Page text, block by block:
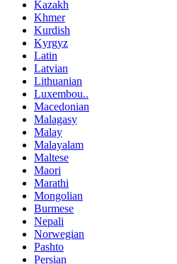
Kazakh
Khmer
Kurdish
Kyrgyz
Latin
Latvian
Lithuanian
Luxembou..
Macedonian
Malagasy
Malay
Malayalam
Maltese
Maori
Marathi
Mongolian
Burmese
Nepali
Norwegian
Pashto
Persian